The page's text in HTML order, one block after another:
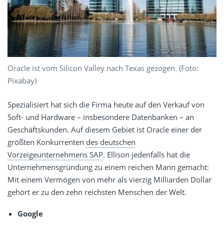
Oracle ist vom Silicon Valley nach Texas gezogen. (Foto:
Pixabay)
Spezialisiert hat sich die Firma heute auf den Verkauf von
Soft- und Hardware – insbesondere Datenbanken – an
Geschäftskunden. Auf diesem Gebiet ist Oracle einer der
größten Konkurrenten des deutschen
Vorzeigeunternehmens SAP. Ellison jedenfalls hat die
Unternehmensgründung zu einem reichen Mann gemacht:
Mit einem Vermögen von mehr als vierzig Milliarden Dollar
gehört er zu den zehn reichsten Menschen der Welt.
Google